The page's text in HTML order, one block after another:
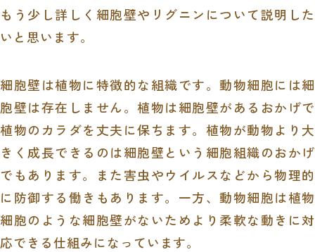
もう少し詳しく細胞壁やリグニンについて説明した
いと思います。
細胞壁は植物に特徴的な組織です。動物細胞には細
胞壁は存在しません。植物は細胞壁があるおかげで
植物のカラダを丈夫に保ちます。植物が動物より大
きく成長できるのは細胞壁という細胞組織のおかげ
でもあります。また害虫やウイルスなどから物理的
に防御する働きもあります。一方、動物細胞は植物
細胞のような細胞壁がないためより柔軟な動きに対
応できる仕組みになっています。